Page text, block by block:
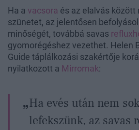
Ha a vacsora és az elalvás
szünetet, az jelentősen
minőségét, továbbá savas
gyomorégéshez vezethet. Helen
Guide táplálkozási szakértője
nyilatkozott a Mirrornak:
Ha evés után nem
lefekszünk, az savas